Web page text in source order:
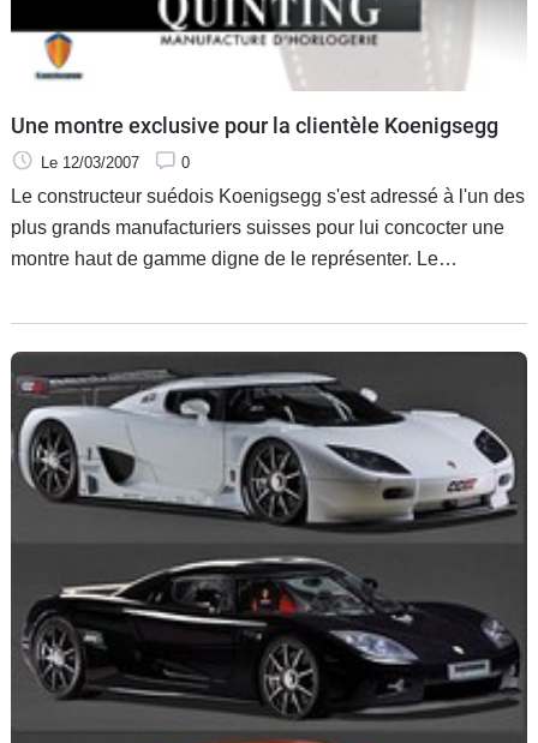
Une montre exclusive pour la clientèle Koenigsegg
Le 12/03/2007 0
Le constructeur suédois Koenigsegg s'est adressé à l'un des
plus grands manufacturiers suisses pour lui concocter une
montre haut de gamme digne de le représenter. Le
les effets de synergie